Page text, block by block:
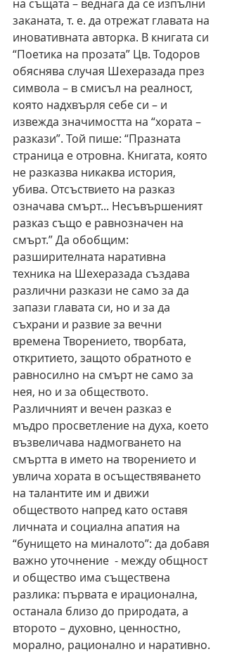
на същата – веднага да се изпълни
заканата, т. е. да отрежат главата на
иновативната авторка. В книгата си
“Поетика на прозата” Цв. Тодоров
обяснява случая Шехеразада през
символа – в смисъл на реалност,
която надхвърля себе си – и
извежда значимостта на “хората –
разкази”. Той пише: “Празната
страница е отровна. Книгата, която
не разказва никаква история,
убива. Отсъствието на разказ
означава смърт... Несъвършеният
разказ също е равнозначен на
смърт.” Да обобщим:
разширителната наративна
техника на Шехеразада създава
различни разкази не само за да
запази главата си, но и за да
съхрани и развие за вечни
времена Творението, творбата,
откритието, защото обратното е
равносилно на смърт не само за
нея, но и за обществото.
Различният и вечен разказ е
мъдро просветление на духа, което
възвеличава надмогването на
смъртта в името на творението и
увлича хората в осъществяването
на талантите им и движи
обществото напред като оставя
личната и социална апатия на
“бунището на миналото”: да добавя
важно уточнение  - между общност
и общество има съществена
разлика: първата е ирационална,
останала близо до природата, а
второто – духовно, ценностно,
морално, рационално и наративно.